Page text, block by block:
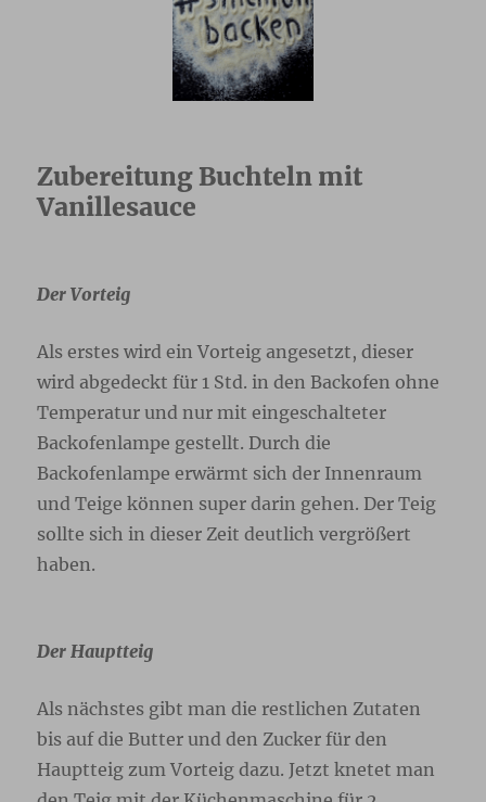
Zubereitung Buchteln mit
Vanillesauce
Der Vorteig
Als erstes wird ein Vorteig angesetzt, dieser
wird abgedeckt für 1 Std. in den Backofen ohne
Temperatur und nur mit eingeschalteter
Backofenlampe gestellt. Durch die
Backofenlampe erwärmt sich der Innenraum
und Teige können super darin gehen. Der Teig
sollte sich in dieser Zeit deutlich vergrößert
haben.
Der Hauptteig
Als nächstes gibt man die restlichen Zutaten
bis auf die Butter und den Zucker für den
Hauptteig zum Vorteig dazu. Jetzt knetet man